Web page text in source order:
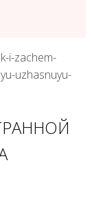
i-zachem-
uzhasnuyu-